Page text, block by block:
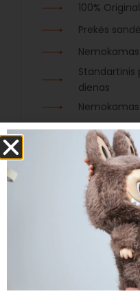
100%
Prekės
Standartinis
dienas
Tinka V1-Macarons ir V3-
Kiek užtrunka